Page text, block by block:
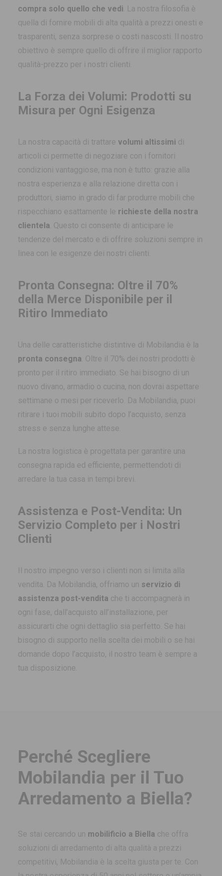
compra solo quello che vedi. La nostra filosofia è
quella di fornire mobili di alta qualità a prezzi onesti e
trasparenti, senza sorprese o costi nascosti. Il nostro
obiettivo è sempre quello di offrire il miglior rapporto
qualità-prezzo per i nostri clienti.
La Forza dei Volumi: Prodotti su
Misura per Ogni Esigenza
La nostra capacità di trattare volumi altissimi di
articoli ci permette di negoziare con i fornitori
condizioni vantaggiose, ma non è tutto: grazie alla
nostra esperienza e alla relazione diretta con i
produttori, siamo in grado di far produrre mobili che
rispecchiano esattamente le richieste della nostra
clientela. Questo ci consente di anticipare le
tendenze del mercato e di offrire soluzioni sempre in
linea con le esigenze dei nostri clienti.
Pronta Consegna: Oltre il 70%
della Merce Disponibile per il
Ritiro Immediato
Una delle caratteristiche distintive di Mobilandia è la
pronta consegna. Oltre il 70% dei nostri prodotti è
pronto per il ritiro immediato. Se hai bisogno di un
nuovo divano, armadio o cucina, non dovrai aspettare
settimane o mesi per riceverlo. Da Mobilandia, puoi
ritirare i tuoi mobili subito dopo l’acquisto, senza
stress e senza lunghe attese.
La nostra logistica è progettata per garantire una
consegna rapida ed efficiente, permettendoti di
arredare la tua casa in tempi brevi.
Assistenza e Post-Vendita: Un
Servizio Completo per i Nostri
Clienti
Il nostro impegno verso i clienti non si limita alla
vendita. Da Mobilandia, offriamo un servizio di
assistenza post-vendita che ti accompagnerà in
ogni fase, dall’acquisto all’installazione, per
assicurarti che ogni dettaglio sia perfetto. Se hai
bisogno di supporto nella scelta dei mobili o se hai
domande dopo l’acquisto, il nostro team è sempre a
tua disposizione.
Perché Scegliere
Mobilandia per il Tuo
Arredamento a Biella?
Se stai cercando un mobilificio a Biella che offra
soluzioni di arredamento di alta qualità a prezzi
competitivi, Mobilandia è la scelta giusta per te. Con